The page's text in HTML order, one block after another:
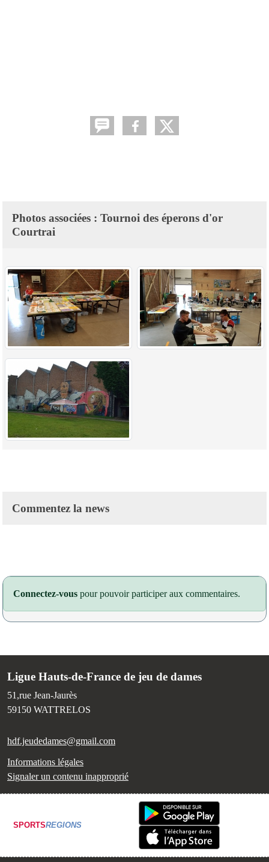
Photos associées : Tournoi des éperons d'or
Courtrai
Commentez la news
Connectez-vous pour pouvoir participer aux commentaires.
Ligue Hauts-de-France de jeu de dames
51,rue Jean-Jaurès
59150 WATTRELOS
hdf.jeudedames@gmail.com
Informations légales
Signaler un contenu inapproprié
SPORTSREGIONS